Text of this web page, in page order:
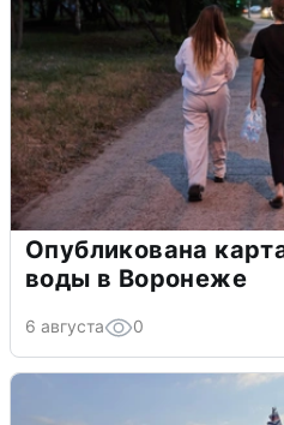
Опубликована
воды в Воронеже
6 августа 0